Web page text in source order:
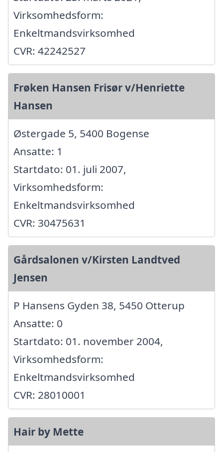
Virksomhedsform:
Enkeltmandsvirksomhed
CVR: 42242527
Frøken Hansen Frisør v/Henriette
Hansen
Østergade 5, 5400 Bogense
Ansatte: 1
Startdato: 01. juli 2007,
Virksomhedsform:
Enkeltmandsvirksomhed
CVR: 30475631
Gårdsalonen v/Kirsten Landtved
Jensen
P Hansens Gyden 38, 5450 Otterup
Ansatte: 0
Startdato: 01. november 2004,
Virksomhedsform:
Enkeltmandsvirksomhed
CVR: 28010001
Hair by Mette